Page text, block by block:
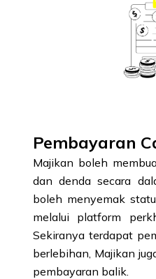
Pembayaran
Majikan boleh
dan denda secara
boleh menyemak
melalui platform
Sekiranya terdapat
berlebihan, Majikan
pembayaran balik.